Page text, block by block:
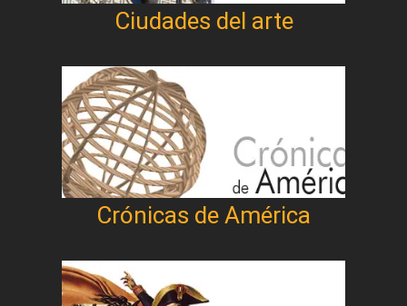
Ciudades del arte
Crónicas de América